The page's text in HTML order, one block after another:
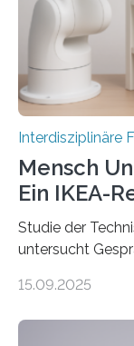
Interdisziplinäre
Mensch
Ein IKEA-
Studie der
untersucht
Podcast. Bereits
Industrie. In
15.09.2025